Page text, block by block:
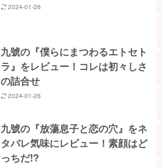
2024-01-26
九號の『僕らにまつわるエトセト
ラ』をレビュー！コレは初々しさ
の詰合せ
2024-01-26
九號の『放蕩息子と恋の穴』をネ
タバレ気味にレビュー！素顔はど
っちだ!?